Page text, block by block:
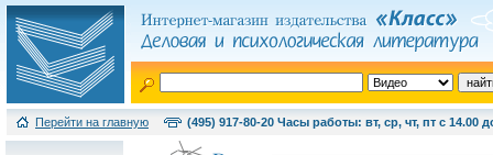
Перейти на главную (495) 917-80-20 Часы работы: вт, ср, чт, пт с 14.00